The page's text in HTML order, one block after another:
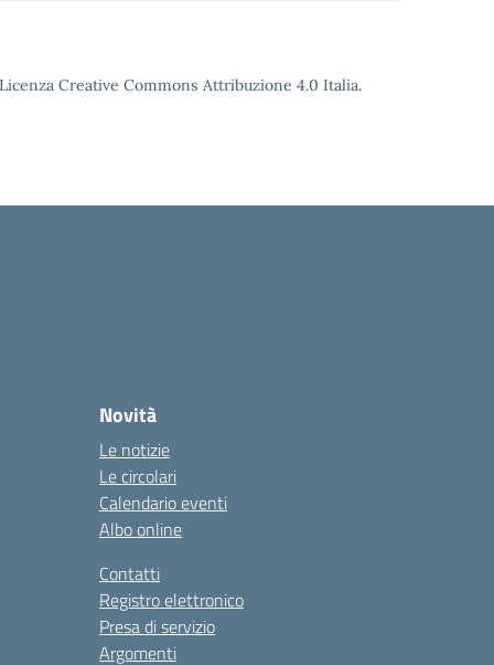
Creative Commons Attribuzione 4.0 Italia.
Novità
Le notizie
Le circolari
Calendario eventi
Albo online
Contatti
Registro elettronico
Presa di servizio
Argomenti